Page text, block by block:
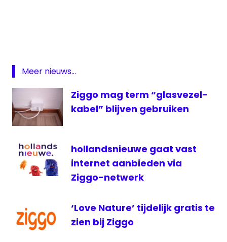
XITE
Meer nieuws...
Ziggo mag term “glasvezel-
kabel” blijven gebruiken
hollandsnieuwe gaat vast
internet aanbieden via
Ziggo-netwerk
‘Love Nature’ tijdelijk gratis te
zien bij Ziggo